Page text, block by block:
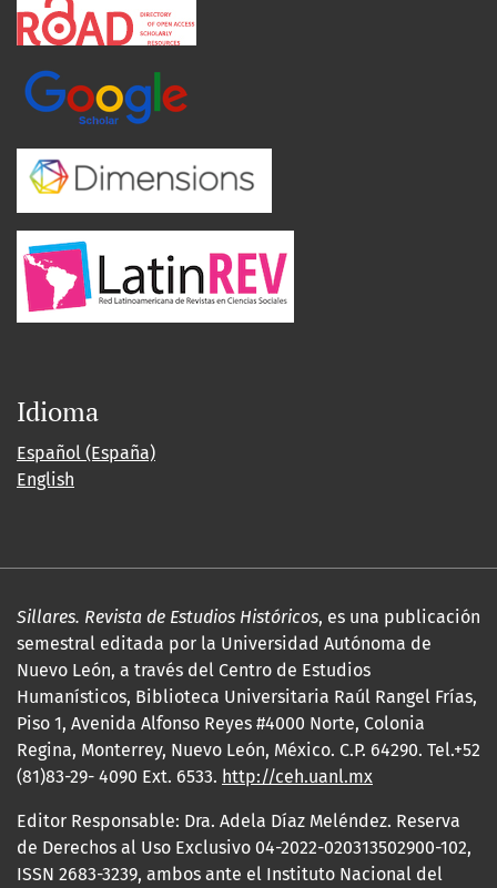
Idioma
Español (España)
English
Sillares. Revista de Estudios Históricos, es una publicación
semestral editada por la Universidad Autónoma de
Nuevo León, a través del Centro de Estudios
Humanísticos, Biblioteca Universitaria Raúl Rangel Frías,
Piso 1, Avenida Alfonso Reyes #4000 Norte, Colonia
Regina, Monterrey, Nuevo León, México. C.P. 64290. Tel.+52
(81)83-29- 4090 Ext. 6533. http://ceh.uanl.mx
Editor Responsable: Dra. Adela Díaz Meléndez. Reserva
de Derechos al Uso Exclusivo 04-2022-020313502900-102,
ISSN 2683-3239, ambos ante el Instituto Nacional del